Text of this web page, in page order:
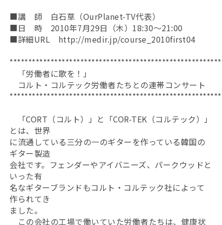
■講 師 白石草（OurPlanet-TV代表）
■日 時 2010年7月29日（木）18:30～21:00
■詳細URL http://medir.jp/course_2010first04
「労働者に歌を！」
コルト・コルテック労働者たちとの連帯コンサート
「CORT（コルト）」と「COR-TEK（コルテック）」
とは、世界
に流通している三分の一のギターを作っている韓国の
ギター製造
会社です。フェンダーやアイバニーズ、パークウッドと
いった有
名なギターブランドもコルト・コルテック社によって
作られてき
ました。
この会社の工場で働いていた労働者たちは、健康状